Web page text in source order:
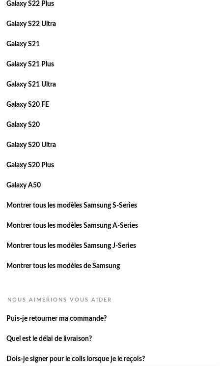
Galaxy S22 Plus
Galaxy S22 Ultra
Galaxy S21
Galaxy S21 Plus
Galaxy S21 Ultra
Galaxy S20 FE
Galaxy S20
Galaxy S20 Ultra
Galaxy S20 Plus
Galaxy A50
Montrer tous les modèles Samsung S-Series
Montrer tous les modèles Samsung A-Series
Montrer tous les modèles Samsung J-Series
Montrer tous les modèles de Samsung
NOUS AIMERIONS VOUS AIDER
Puis-je retourner ma commande?
Quel est le délai de livraison?
Dois-je signer pour le colis lorsque je le reçois?